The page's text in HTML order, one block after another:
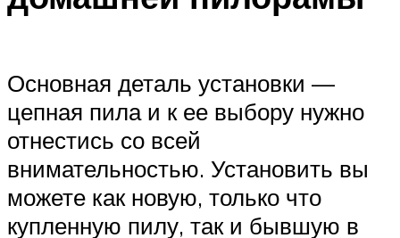
Основная деталь установки —
цепная пила и к ее выбору нужно
отнестись со всей
внимательностью. Установить вы
можете как новую, только что
купленную пилу, так и бывшую в